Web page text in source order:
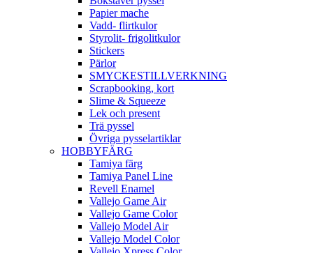
Papier mache
Vadd- flirtkulor
Styrolit- frigolitkulor
Stickers
Pärlor
SMYCKESTILLVERKNING
Scrapbooking, kort
Slime & Squeeze
Lek och present
Trä pyssel
Övriga pysselartiklar
HOBBYFÄRG
Tamiya färg
Tamiya Panel Line
Revell Enamel
Vallejo Game Air
Vallejo Game Color
Vallejo Model Air
Vallejo Model Color